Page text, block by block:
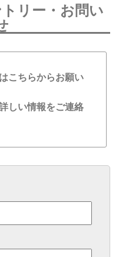
リー・お問い
こちらからお願い
しい情報をご連絡